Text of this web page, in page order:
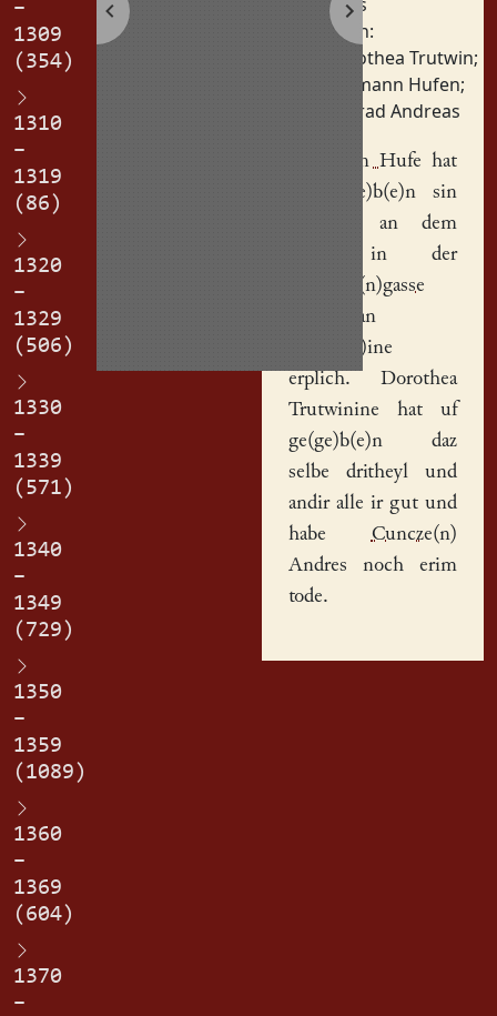
–
1309
(354)
1310
–
1319
(86)
1320
–
1329
(506)
1330
–
1339
(571)
1340
–
1349
(729)
1350
–
1359
(1089)
1360
–
1369
(604)
1370
–
Personen:
Dorothea Trutwin;
Hermann Hufen;
Konrad Andreas
H(er)man Hufe hat
uf ge(ge)b(e)n sin
an dem
in der
No(n)ny(n)gasse
Dorothean
Trutwi(n)ine
erplich. Dorothea
Trutwinine hat uf
ge(ge)b(e)n daz
selbe dritheyl und
andir alle ir gut und
habe
Cuncze(n)
Andres noch erim
tode.